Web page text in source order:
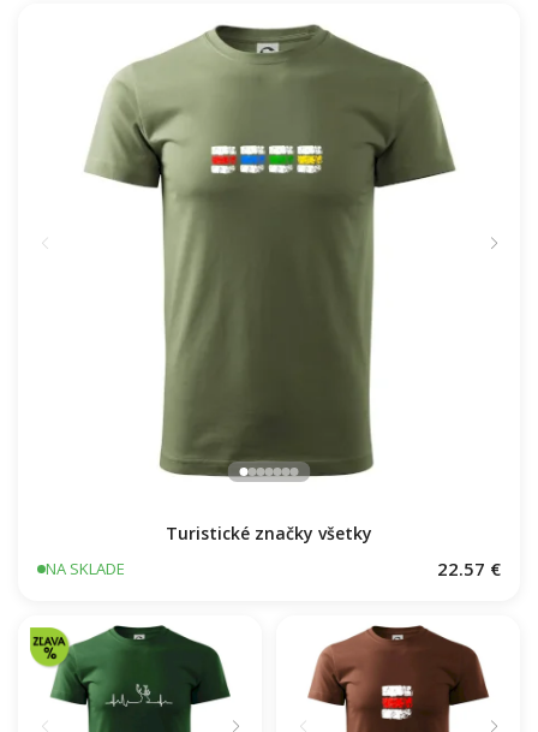
Turistické značky všetky
NA SKLADE 22.57 €